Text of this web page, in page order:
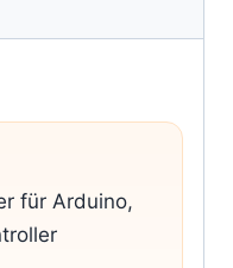
für Arduino,